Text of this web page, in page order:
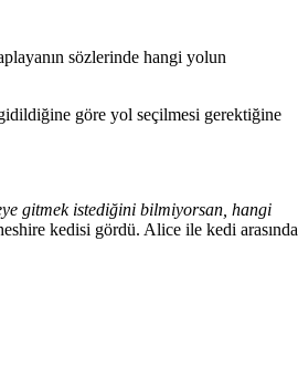
sözlerinde hangi yolun
göre yol seçilmesi gerektiğine
gitmek istediğini bilmiyorsan, hangi
kedisi gördü. Alice ile kedi arasında